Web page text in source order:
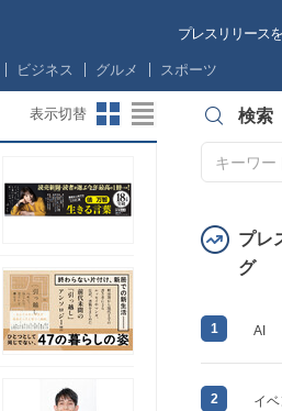
プレスリリース
ビジネス グルメ スポーツ
表示切替 検索
プレ
グ
1 AI
2 イベ